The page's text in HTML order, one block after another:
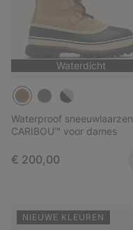
Waterdicht
Waterproof sneeuwlaarzen
CARIBOU™ voor dames
Regular price:
€ 200,00
NIEUWE KLEUREN